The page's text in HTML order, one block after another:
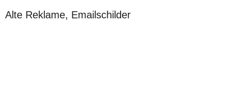
Impressum
Alte Reklame, Emailschilder